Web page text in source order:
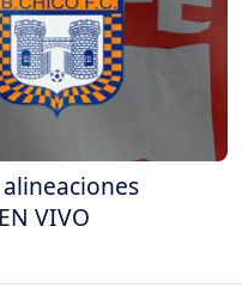
alineaciones
VIVO